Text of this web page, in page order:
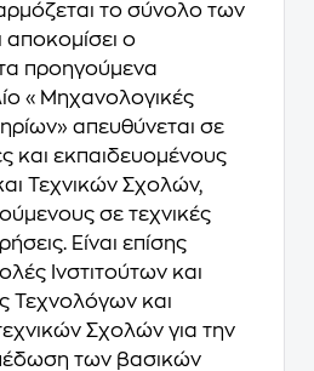
το σύνολο των
ο
προηγούμενα
«Μηχανολογικές
απευθύνεται σε
και εκπαιδευομένους
Τεχνικών Σχολών,
σε τεχνικές
Είναι επίσης
Ινστιτούτων και
Τεχνολόγων και
Σχολών για την
των βασικών